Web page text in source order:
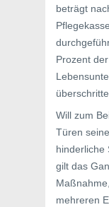
beträgt
Prozent
Will zum
Türen
hinderliche
gilt das
mehreren